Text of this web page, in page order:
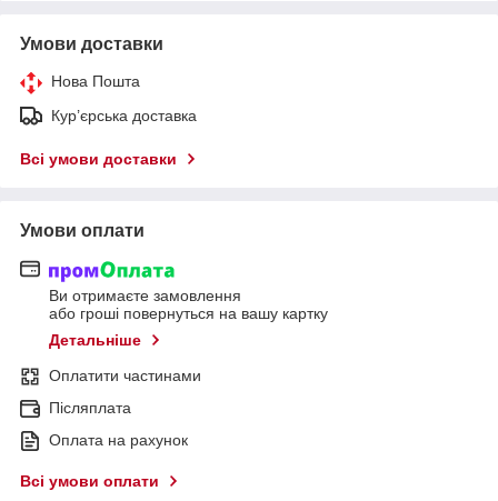
Умови доставки
Нова Пошта
Кур’єрська доставка
Всі умови доставки
Умови оплати
Ви отримаєте замовлення
або гроші повернуться на вашу картку
Детальніше
Оплатити частинами
Післяплата
Оплата на рахунок
Всі умови оплати